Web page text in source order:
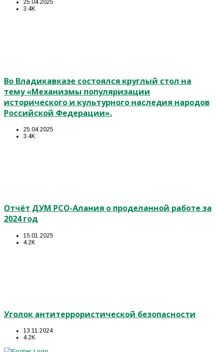
25.04.2025
3.4K
Во Владикавказе состоялся круглый стол на
тему «Механизмы популяризации
исторического и культурного наследия народов
Российской Федерации».
25.04.2025
3.4K
Отчёт ДУМ РСО-Алания о проделанной работе за
2024 год
15.01.2025
4.2K
Уголок антитеррористической безопасности
13.11.2024
4.2K